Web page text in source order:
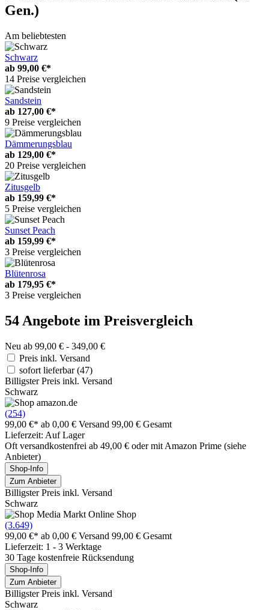
Gen.)
Am beliebtesten
Schwarz
ab 99,00 €*
14 Preise vergleichen
Sandstein
ab 127,00 €*
9 Preise vergleichen
Dämmerungsblau
ab 129,00 €*
20 Preise vergleichen
Zitusgelb
ab 159,99 €*
5 Preise vergleichen
Sunset Peach
ab 159,99 €*
3 Preise vergleichen
Blütenrosa
ab 179,95 €*
3 Preise vergleichen
54 Angebote im Preisvergleich
Neu ab 99,00 € - 349,00 €
Preis inkl. Versand
sofort lieferbar(47)
Billigster Preis inkl. Versand
Schwarz
(254)
99,00 €* ab 0,00 € Versand 99,00 € Gesamt
Lieferzeit: Auf Lager
Oft versandkostenfrei ab 49,00 € oder mit Amazon Prime (siehe
Anbieter)
Shop-Info
Zum Anbieter
Billigster Preis inkl. Versand
Schwarz
(3.649)
99,00 €* ab 0,00 € Versand 99,00 € Gesamt
Lieferzeit: 1 - 3 Werktage
30 Tage kostenfreie Rücksendung
Shop-Info
Zum Anbieter
Billigster Preis inkl. Versand
Schwarz